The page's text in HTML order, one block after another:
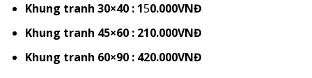
Khung tranh 30×40 : 150.000VNĐ
Khung tranh 45×60 : 210.000VNĐ
Khung tranh 60×90 : 420.000VNĐ